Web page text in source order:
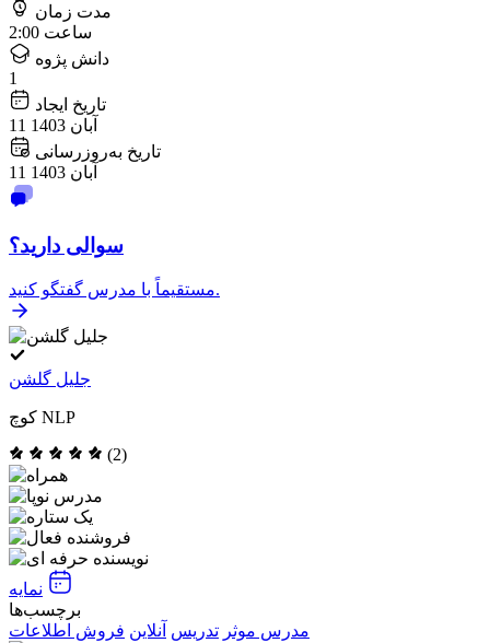
مدت زمان
2:00 ساعت
دانش پژوه
1
تاریخ ایجاد
11 آبان 1403
تاریخ به‌روزرسانی
11 آبان 1403
سوالی دارید؟
مستقیماً با مدرس گفتگو کنید.
جلیل گلشن
کوچ NLP
(2)
نمایه
برچسب‌ها
مدرس موثر تدریس آنلاین فروش اطلاعات